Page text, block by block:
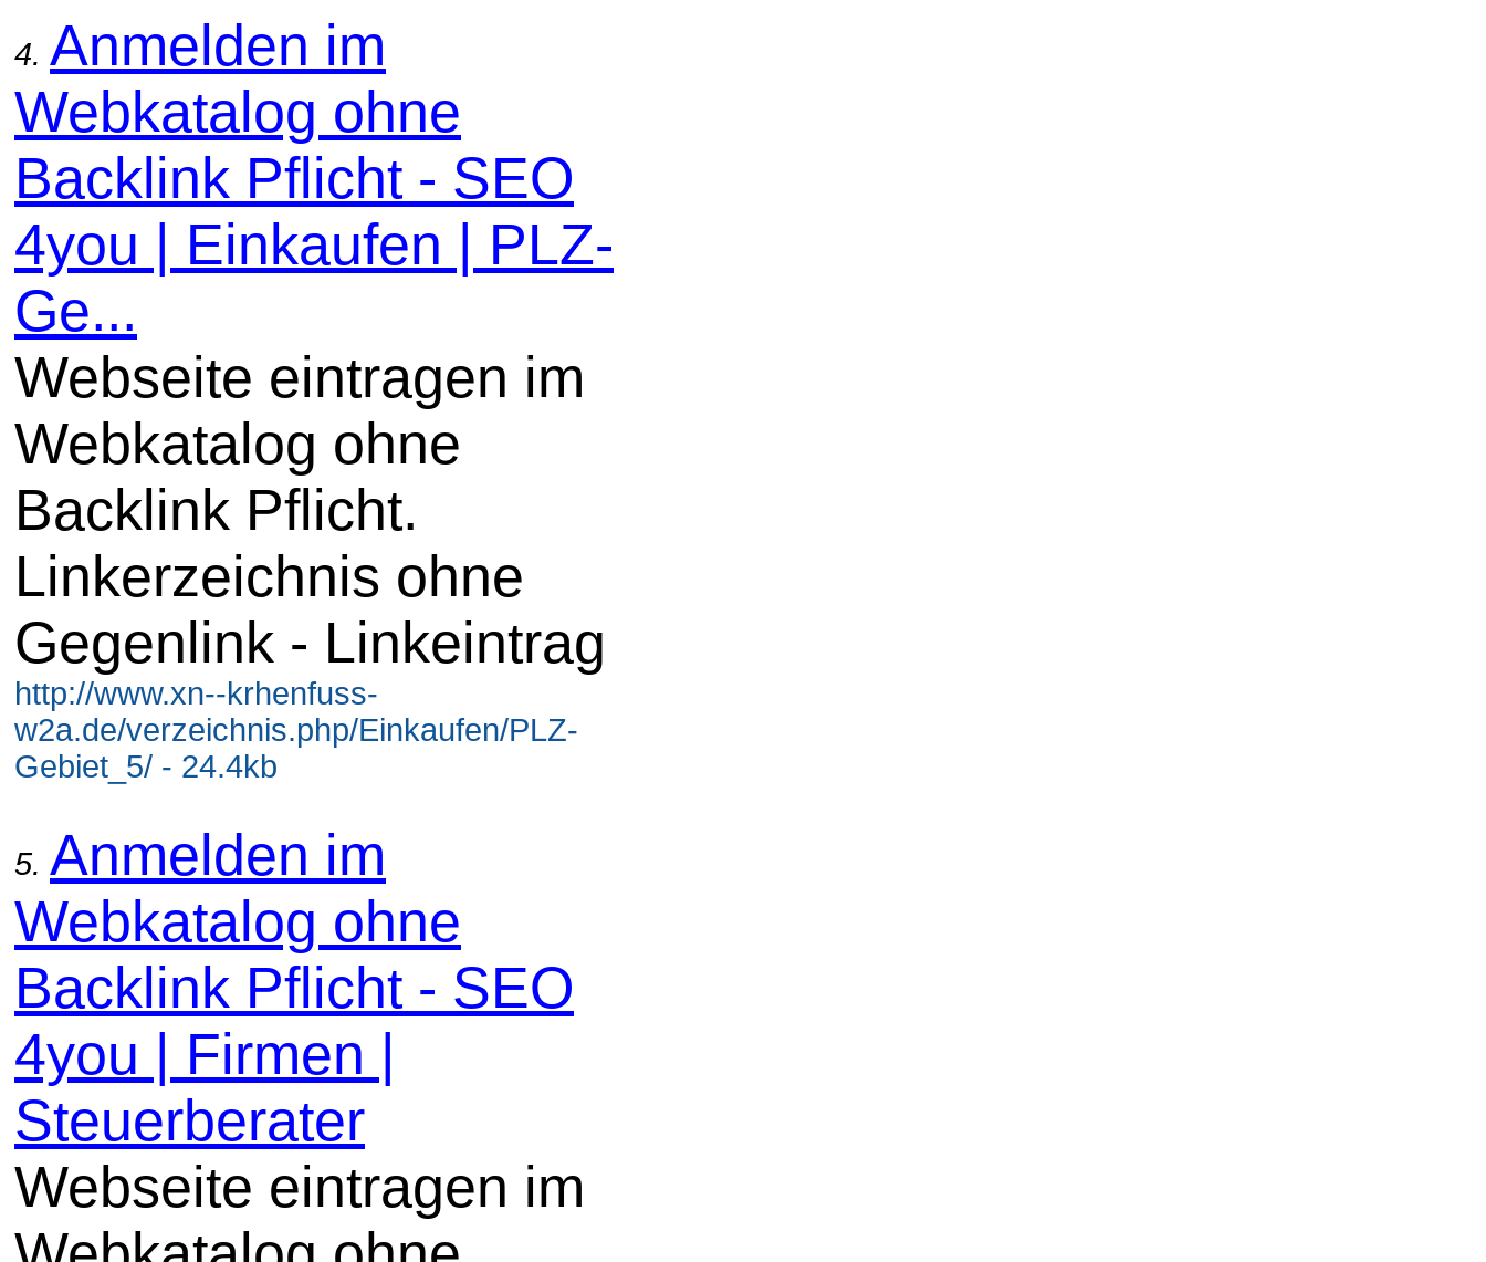
4. Anmelden im
Webkatalog ohne
Backlink Pflicht - SEO
4you | Einkaufen | PLZ-
Ge...
Webseite eintragen im
Webkatalog ohne
Backlink Pflicht.
Linkerzeichnis ohne
Gegenlink - Linkeintrag
http://www.xn--krhenfuss-
w2a.de/verzeichnis.php/Einkaufen/PLZ-
Gebiet_5/ - 24.4kb
5. Anmelden im
Webkatalog ohne
Backlink Pflicht - SEO
4you | Firmen |
Steuerberater
Webseite eintragen im